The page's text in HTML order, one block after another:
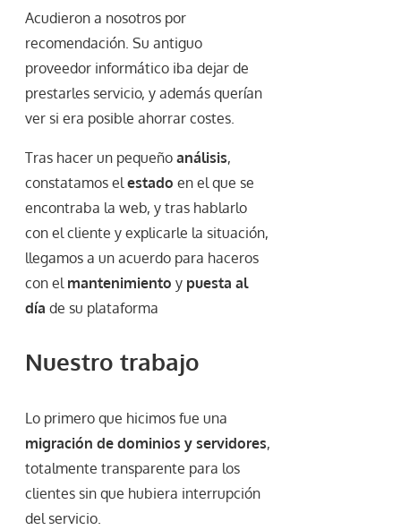
Acudieron a nosotros por
recomendación. Su antiguo
proveedor informático iba dejar de
prestarles servicio, y además querían
ver si era posible ahorrar costes.
Tras hacer un pequeño análisis,
constatamos elestado en el que se
encontraba la web, y tras hablarlo
con el cliente y explicarle la situación,
llegamos a un acuerdo para haceros
con el mantenimiento y puesta al
día de su plataforma
Nuestro trabajo
Lo primero que hicimos fue una
migración de dominios y servidores,
totalmente transparente para los
clientes sin que hubiera interrupción
del servicio.